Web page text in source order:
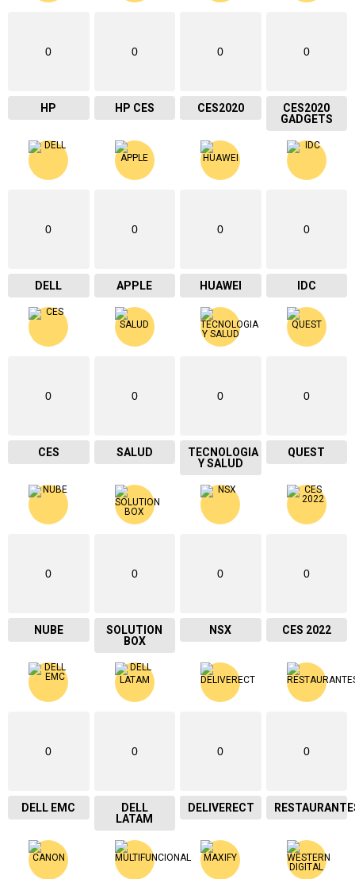
0
HP
0
HP CES
0
CES2020
0
CES2020
GADGETS
0
DELL
0
APPLE
0
HUAWEI
0
IDC
0
CES
0
SALUD
0
TECNOLOGIA
Y SALUD
0
QUEST
0
NUBE
0
SOLUTION
BOX
0
NSX
0
CES 2022
0
DELL EMC
0
DELL
LATAM
0
DELIVERECT
0